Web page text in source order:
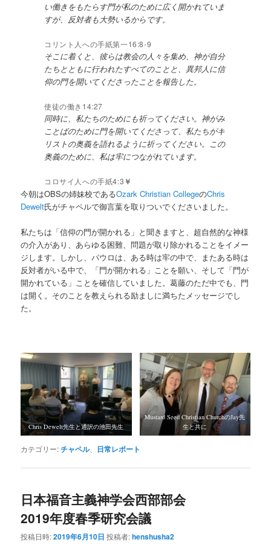
い働きをもたらす門が私のために広く開かれていま
すが、反対者も大勢いるからです。
コリント人への手紙第一16:8-9
そこに着くと、彼らは教会の人々を集め、神が自分
たちとともに行われたすべてのことと、異邦人に信
仰の門を開いてくださったことを報告した。
使徒の働き14:27
同時に、私たちのためにも祈ってください。神がみ
ことばのために門を開いてくださって、私たちがキ
リストの奥義を語れるように祈ってください。この
奥義のために、私は牢につながれています。
コロサイ人への手紙4:3 ￥
今朝はOBSの姉妹校であるOzark Christian CollegeのChris
Dewelt氏がチャペルで御言葉を取りついでくださいました。
私たちは「信仰の門が開かれる」と聞きますと、超自然的な神様
の介入があり、あらゆる困難、問題が取り除かれることをイメー
ジします。しかし、パウロは、ある時は牢の中で、またある時は
反対者がいる中で、「門が開かれる」ことを願い、そして「門が
開かれている」ことを確信していました。葛藤のただ中でも、門
は開く。そのことを教えられる励ましに満ちたメッセージでし
た。
Chris Dewelt先生と通訳の池田先生
Mustard Seed Christian ChurchのJay先
生と共に
カテゴリー:チャペル、 日常レポート
日本福音主義神学会西部部会
2019年度春季研究会議
投稿日時:2019年6月10日 投稿者:henshusha2